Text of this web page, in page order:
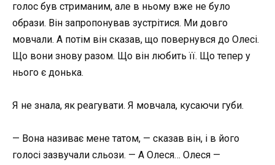
голос був стриманим, але в ньому вже не було
образи. Він запропонував зустрітися. Ми довго
мовчали. А потім він сказав, що повернувся до Олесі.
Що вони знову разом. Що він любить її. Що тепер у
нього є донька.
Я не знала, як реагувати. Я мовчала, кусаючи губи.
— Вона називає мене татом, — сказав він, і в його
голосі зазвучали сльози. — А Олеся… Олеся —